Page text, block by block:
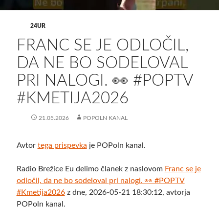
24UR
FRANC SE JE ODLOČIL,
DA NE BO SODELOVAL
PRI NALOGI. 👀 #POPTV
#KMETIJA2026
21.05.2026 POPOLN KANAL
Avtor tega prispevka je POPoln kanal.
Radio Brežice Eu delimo članek z naslovom Franc se je
odločil, da ne bo sodeloval pri nalogi. 👀 #POPTV
#Kmetija2026z dne, 2026-05-21 18:30:12, avtorja
POPoln kanal.